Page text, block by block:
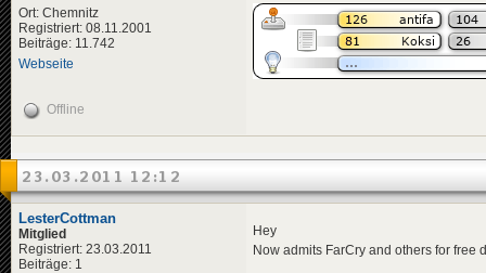
Ort: Chemnitz
Registriert: 08.11.2001
Beiträge: 11.742
Webseite
Offline
23.03.2011 12:12
LesterCottman
Mitglied
Registriert: 23.03.2011
Beiträge: 1
Hey
Now admits FarCry and others for free